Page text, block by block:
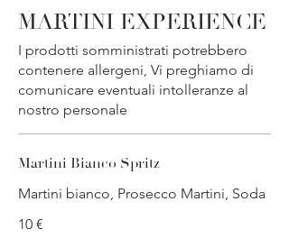
MARTINI EXPERIENCE
I prodotti somministrati potrebbero
contenere allergeni, Vi preghiamo di
comunicare eventuali intolleranze al
nostro personale
Martini Bianco Spritz
Martini bianco, Prosecco Martini, Soda
10 €